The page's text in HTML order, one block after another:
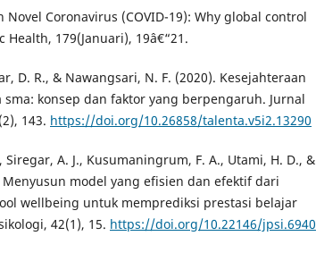
Novel Coronavirus (COVID-19): Why global control
179(Januari), 19â€“21.
D. R., & Nawangsari, N. F. (2020). Kesejahteraan
konsep dan faktor yang berpengaruh. Jurnal
143. https://doi.org/10.26858/talenta.v5i2.13290
Siregar, A. J., Kusumaningrum, F. A., Utami, H. D., &
Menyusun model yang efisien dan efektif dari
wellbeing untuk memprediksi prestasi belajar
42(1), 15. https://doi.org/10.22146/jpsi.6940